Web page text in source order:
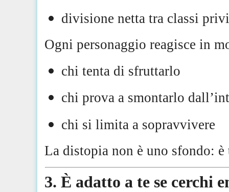
divisione netta tra classi
Ogni personaggio reagisce in
chi tenta di sfruttarlo
chi prova a smontarlo
chi si limita a sopravvivere
La distopia non è uno sfondo: è
3. È adatto a te se cerchi